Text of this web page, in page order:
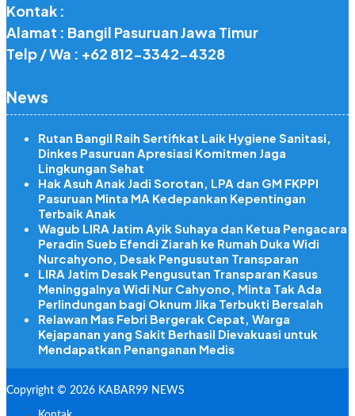
Kontak :
Alamat : Bangil Pasuruan Jawa Timur
Telp / Wa : +62 812-3342-4328
News
Rutan Bangil Raih Sertifikat Laik Hygiene Sanitasi,
Dinkes Pasuruan Apresiasi Komitmen Jaga
Lingkungan Sehat
Hak Asuh Anak Jadi Sorotan, LPA dan GM FKPPI
Pasuruan Minta MA Kedepankan Kepentingan
Terbaik Anak
Wagub LIRA Jatim Ayik Suhaya dan Ketua Pengacara
Peradin Sueb Efendi Ziarah ke Rumah Duka Widi
Nurcahyono, Desak Pengusutan Transparan
LIRA Jatim Desak Pengusutan Transparan Kasus
Meninggalnya Widi Nur Cahyono, Minta Tak Ada
Perlindungan bagi Oknum Jika Terbukti Bersalah
Relawan Mas Febri Bergerak Cepat, Warga
Kejapanan yang Sakit Berhasil Dievakuasi untuk
Mendapatkan Penanganan Medis
Copyright © 2026 KABAR99 NEWS